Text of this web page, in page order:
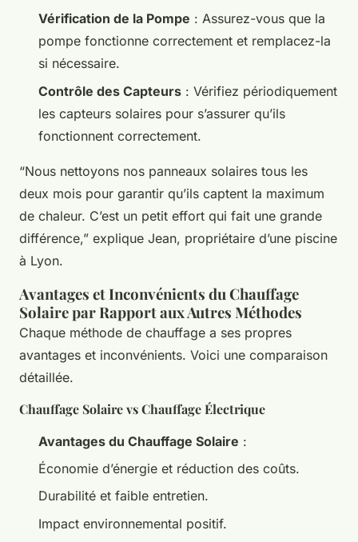
Vérification de la Pompe : Assurez-vous que la
pompe fonctionne correctement et remplacez-la
si nécessaire.
Contrôle des Capteurs : Vérifiez périodiquement
les capteurs solaires pour s’assurer qu’ils
fonctionnent correctement.
“Nous nettoyons nos panneaux solaires tous les
deux mois pour garantir qu’ils captent la maximum
de chaleur. C’est un petit effort qui fait une grande
différence,” explique Jean, propriétaire d’une piscine
à Lyon.
Avantages et Inconvénients du Chauffage
Solaire par Rapport aux Autres Méthodes
Chaque méthode de chauffage a ses propres
avantages et inconvénients. Voici une comparaison
détaillée.
Chauffage Solaire vs Chauffage Électrique
Avantages du Chauffage Solaire :
Économie d’énergie et réduction des coûts.
Durabilité et faible entretien.
Impact environnemental positif.